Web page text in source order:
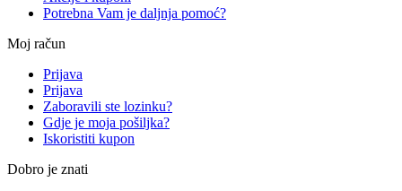
Potrebna Vam je daljnja pomoć?
Moj račun
Prijava
Prijava
Zaboravili ste lozinku?
Gdje je moja pošiljka?
Iskoristiti kupon
Dobro je znati